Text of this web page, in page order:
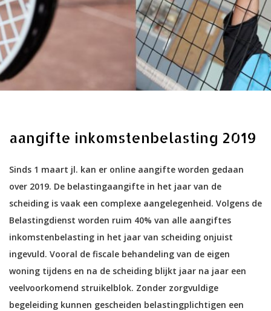
aangifte inkomstenbelasting 2019
Sinds 1 maart jl. kan er online aangifte worden gedaan
over 2019. De belastingaangifte in het jaar van de
scheiding is vaak een complexe aangelegenheid. Volgens de
Belastingdienst worden ruim 40% van alle aangiftes
inkomstenbelasting in het jaar van scheiding onjuist
ingevuld. Vooral de fiscale behandeling van de eigen
woning tijdens en na de scheiding blijkt jaar na jaar een
veelvoorkomend struikelblok. Zonder zorgvuldige
begeleiding kunnen gescheiden belastingplichtigen een